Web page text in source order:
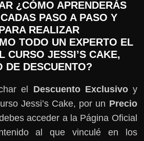
¿CÓMO APRENDERÁS
PASO A PASO Y
REALIZAR
TODO UN EXPERTO EL
CURSO JESSI’S CAKE,
DE DESCUENTO?
el Descuento Exclusivoy
Jessi’s Cake, por un Precio
acceder a la Página Oficial
al que vinculé en los